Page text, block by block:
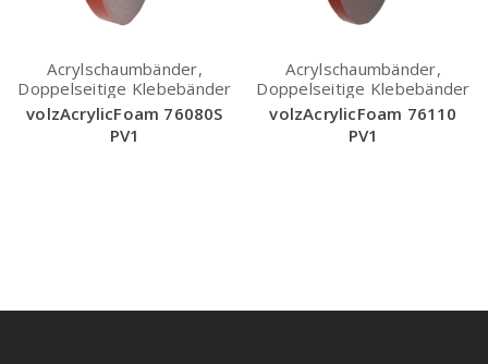
Acrylschaumbänder,
Doppelseitige Klebebänder
volzAcrylicFoam 76080S
PV1
Acrylschaumbänder,
Doppelseitige Klebebänder
volzAcrylicFoam 76110
PV1